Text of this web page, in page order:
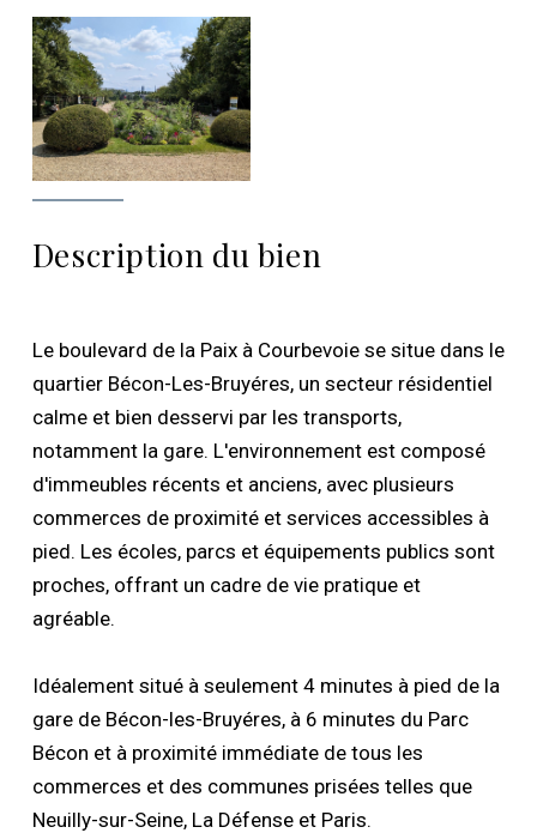
Description du bien
Le boulevard de la Paix à Courbevoie se situe dans le
quartier Bécon-Les-Bruyéres, un secteur résidentiel
calme et bien desservi par les transports,
notamment la gare. L'environnement est composé
d'immeubles récents et anciens, avec plusieurs
commerces de proximité et services accessibles à
pied. Les écoles, parcs et équipements publics sont
proches, offrant un cadre de vie pratique et
agréable.
Idéalement situé à seulement 4 minutes à pied de la
gare de Bécon-les-Bruyéres, à 6 minutes du Parc
Bécon et à proximité immédiate de tous les
commerces et des communes prisées telles que
Neuilly-sur-Seine, La Défense et Paris.